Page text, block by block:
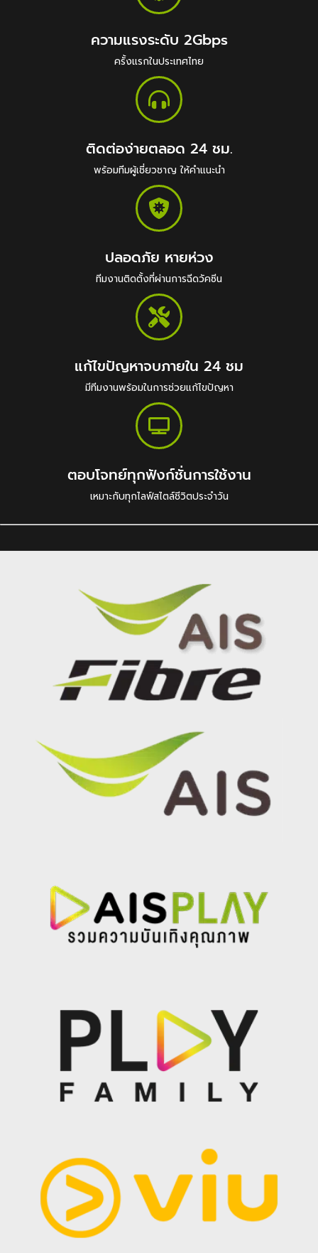
ความแรงระดับ 2Gbps
ครั้งแรกในประเทศไทย
ติดต่อง่ายตลอด 24 ชม.
พร้อมทีมผู้เชี่ยวชาญ ให้คำแนะนำ
ปลอดภัย หายห่วง
ทีมงานติดตั้งที่ผ่านการฉีดวัคซีน
แก้ไขปัญหาจบภายใน 24 ชม
มีทีมงานพร้อมในการช่วยแก้ไขปัญหา
ตอบโจทย์ทุกฟังก์ชั่นการใช้งาน
เหมาะกับทุกไลฟ์สไตล์ชีวิตประจำวัน